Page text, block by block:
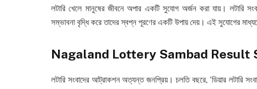
লটারি খেলে মানুষের জীবনে অপার একটি সুযোগ অর্জন করা যায়। লটারি
সম্ভাবনা বৃদ্ধি করে তাদের স্বপ্ন পূরণের একটি উপায় দেয়। এই সুযোগের
Nagaland Lottery Sambad Result
লটারি সংবাদের আট্রাকশন অত্যন্ত জনপ্রিয়। চলতি বছরে, ‘ডিয়ার লটারি